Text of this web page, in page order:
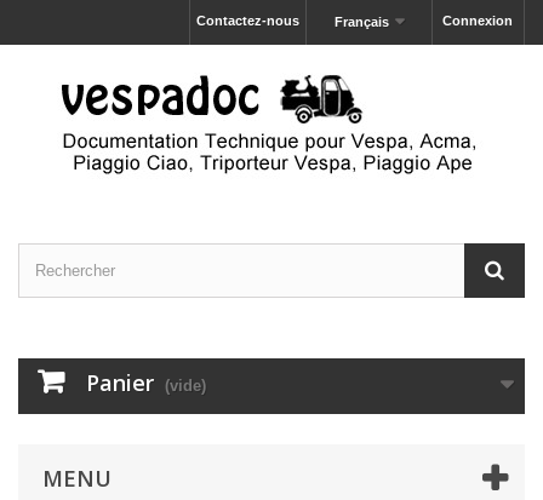
Connexion
Français
Contactez-nous
Panier (vide)
MENU